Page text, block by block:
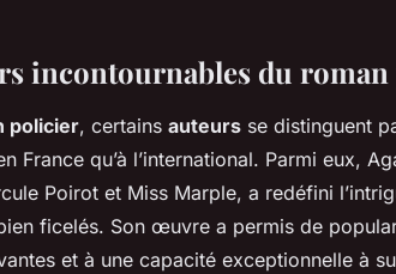
incontournables du
policier, certains auteurs se distinguent
France qu’à l’international. Parmi eux,
Poirot et Miss Marple, a redéfini
ficelés. Son œuvre a permis de
et à une capacité exceptionnelle à